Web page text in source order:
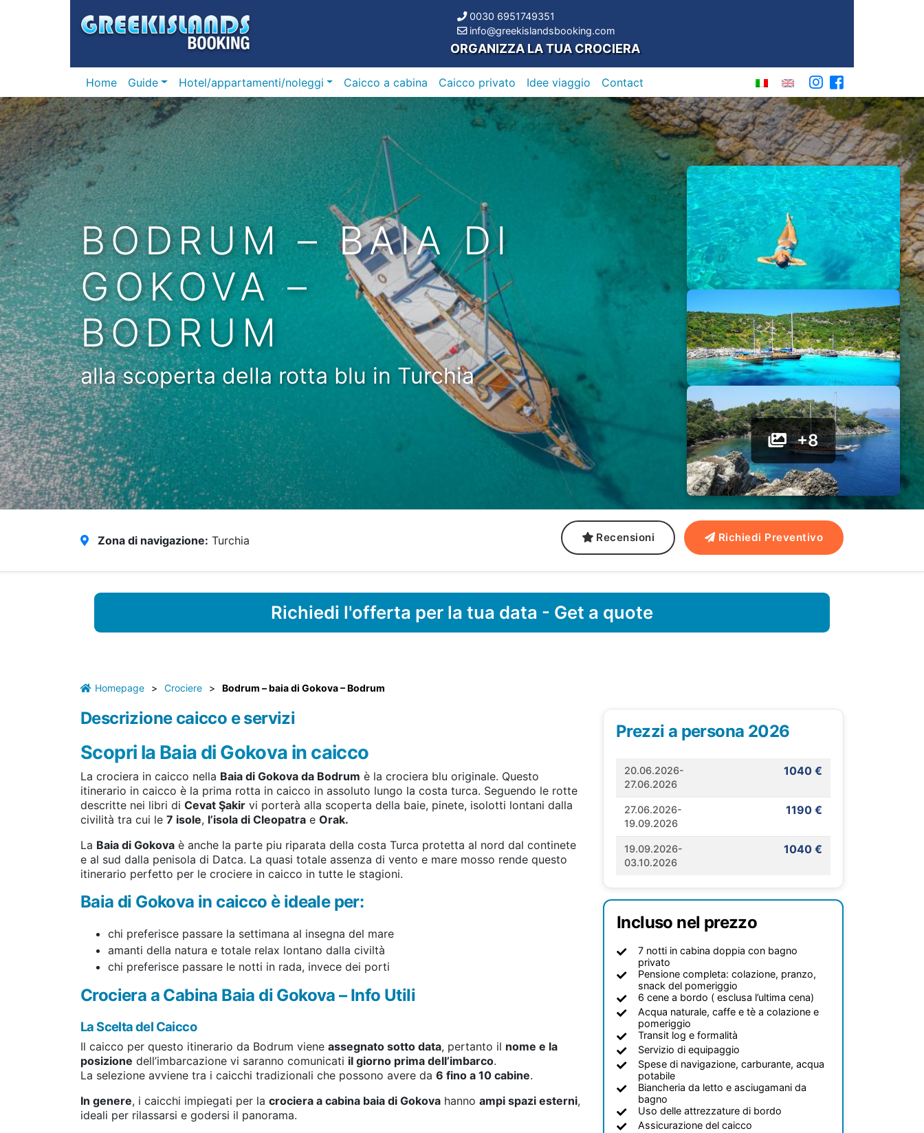
0030 6951749351
info@greekislandsbooking.com
ORGANIZZA LA TUA CROCIERA
Home Guide Hotel/appartamenti/noleggi Caicco a cabina Caicco privato Idee viaggio Contact
BODRUM – BAIA DI
GOKOVA –
BODRUM
alla scoperta della rotta blu in Turchia
+8
Zona di navigazione: Turchia Recensioni Richiedi Preventivo
Richiedi l'offerta per la tua data - Get a quote
Homepage > Crociere > Bodrum – baia di Gokova – Bodrum
Descrizione caicco e servizi
Scopri la Baia di Gokova in caicco
La crociera in caicco nella Baia di Gokova da Bodrum è la crociera blu originale. Questo
itinerario in caicco è la prima rotta in caicco in assoluto lungo la costa turca. Seguendo le rotte
descritte nei libri di Cevat Şakir vi porterà alla scoperta della baie, pinete, isolotti lontani dalla
civilità tra cui le 7 isole, l’isola di Cleopatra e Orak.
La Baia di Gokova è anche la parte piu riparata della costa Turca protetta al nord dal continete
e al sud dalla penisola di Datca. La quasi totale assenza di vento e mare mosso rende questo
itinerario perfetto per le crociere in caicco in tutte le stagioni.
Baia di Gokova in caicco è ideale per:
chi preferisce passare la settimana al insegna del mare
amanti della natura e totale relax lontano dalla civiltà
chi preferisce passare le notti in rada, invece dei porti
Crociera a Cabina Baia di Gokova – Info Utili
La Scelta del Caicco
Il caicco per questo itinerario da Bodrum viene assegnato sotto data, pertanto il nome e la
posizione dell’imbarcazione vi saranno comunicati il giorno prima dell’imbarco.
La selezione avviene tra i caicchi tradizionali che possono avere da 6 fino a 10 cabine.
In genere, i caicchi impiegati per la crociera a cabina baia di Gokova hanno ampi spazi esterni,
ideali per rilassarsi e godersi il panorama.
Prezzi a persona 2026
20.06.2026-
27.06.2026
1040 €
27.06.2026-
19.09.2026
1190 €
19.09.2026-
03.10.2026
1040 €
Incluso nel prezzo
7 notti in cabina doppia con bagno
privato
Pensione completa: colazione, pranzo,
snack del pomeriggio
6 cene a bordo ( esclusa l’ultima cena)
Acqua naturale, caffe e tè a colazione e
pomeriggio
Transit log e formalità
Servizio di equipaggio
Spese di navigazione, carburante, acqua
potabile
Biancheria da letto e asciugamani da
bagno
Uso delle attrezzature di bordo
Assicurazione del caicco